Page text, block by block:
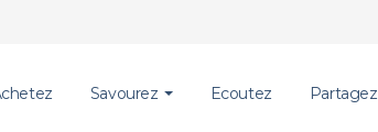
Savourez Ecoutez Partagez